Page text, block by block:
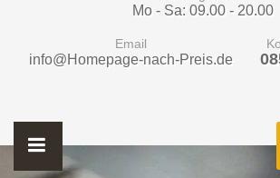
Mo - Sa: 09.00 - 20.00
Email
info@Homepage-nach-Preis.de